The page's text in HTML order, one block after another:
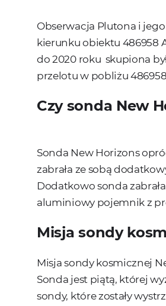
Obserwacja Plutona i
kierunku obiektu 486958
do 2020 roku skupiona
przelotu w pobliżu
Czy sonda New
Sonda New Horizons
zabrała ze sobą
Dodatkowo sonda
aluminiowy pojemnik z
Misja sondy
Misja sondy kosmicznej
Sonda jest piątą, której
sondy, które zostały